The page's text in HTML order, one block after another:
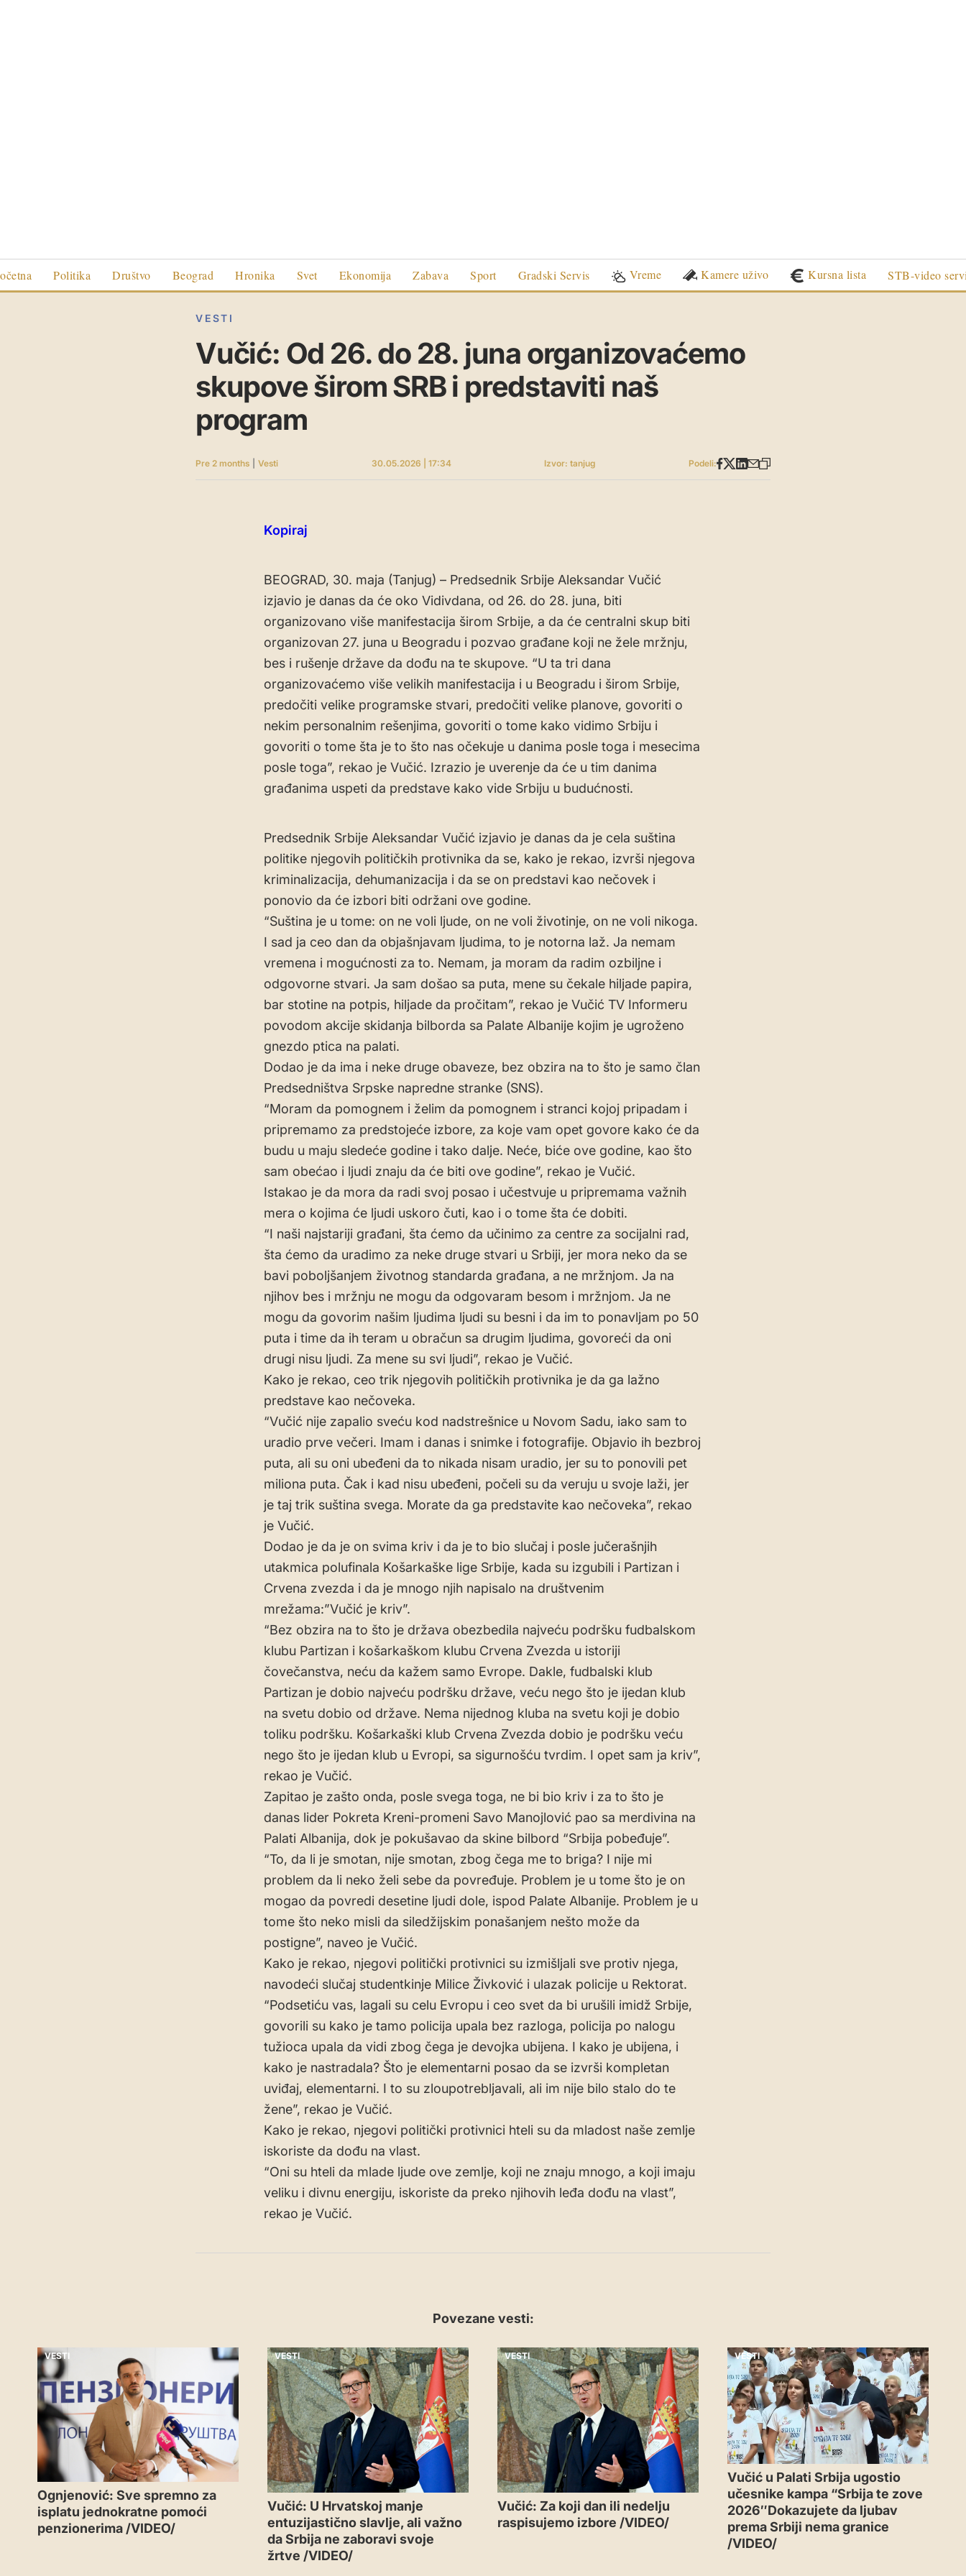
Politika Društvo Beograd Hronika Svet Ekonomija Zabava Sport Gradski Servis Vreme Kamere uživo Kursna lista STB-video
VESTI
Vučić: Od 26. do 28. juna organizovaćemo
skupove širom SRB i predstaviti naš
program
Pre 2 months Vesti 30.05.2026 | 17:34 Izvor: tanjug Podeli:
Kopiraj
BEOGRAD, 30. maja (Tanjug) – Predsednik Srbije Aleksandar Vučić
izjavio je danas da će oko Vidivdana, od 26. do 28. juna, biti
organizovano više manifestacija širom Srbije, a da će centralni skup biti
organizovan 27. juna u Beogradu i pozvao građane koji ne žele mržnju,
bes i rušenje države da dođu na te skupove. “U ta tri dana
organizovaćemo više velikih manifestacija i u Beogradu i širom Srbije,
predočiti velike programske stvari, predočiti velike planove, govoriti o
nekim personalnim rešenjima, govoriti o tome kako vidimo Srbiju i
govoriti o tome šta je to što nas očekuje u danima posle toga i mesecima
posle toga”, rekao je Vučić. Izrazio je uverenje da će u tim danima
građanima uspeti da predstave kako vide Srbiju u budućnosti.
Predsednik Srbije Aleksandar Vučić izjavio je danas da je cela suština
politike njegovih političkih protivnika da se, kako je rekao, izvrši njegova
kriminalizacija, dehumanizacija i da se on predstavi kao nečovek i
ponovio da će izbori biti održani ove godine.
“Suština je u tome: on ne voli ljude, on ne voli životinje, on ne voli nikoga.
I sad ja ceo dan da objašnjavam ljudima, to je notorna laž. Ja nemam
vremena i mogućnosti za to. Nemam, ja moram da radim ozbiljne i
odgovorne stvari. Ja sam došao sa puta, mene su čekale hiljade papira,
bar stotine na potpis, hiljade da pročitam”, rekao je Vučić TV Informeru
povodom akcije skidanja bilborda sa Palate Albanije kojim je ugroženo
gnezdo ptica na palati.
Dodao je da ima i neke druge obaveze, bez obzira na to što je samo član
Predsedništva Srpske napredne stranke (SNS).
“Moram da pomognem i želim da pomognem i stranci kojoj pripadam i
pripremamo za predstojeće izbore, za koje vam opet govore kako će da
budu u maju sledeće godine i tako dalje. Neće, biće ove godine, kao što
sam obećao i ljudi znaju da će biti ove godine”, rekao je Vučić.
Istakao je da mora da radi svoj posao i učestvuje u pripremama važnih
mera o kojima će ljudi uskoro čuti, kao i o tome šta će dobiti.
“I naši najstariji građani, šta ćemo da učinimo za centre za socijalni rad,
šta ćemo da uradimo za neke druge stvari u Srbiji, jer mora neko da se
bavi poboljšanjem životnog standarda građana, a ne mržnjom. Ja na
njihov bes i mržnju ne mogu da odgovaram besom i mržnjom. Ja ne
mogu da govorim našim ljudima ljudi su besni i da im to ponavljam po 50
puta i time da ih teram u obračun sa drugim ljudima, govoreći da oni
drugi nisu ljudi. Za mene su svi ljudi”, rekao je Vučić.
Kako je rekao, ceo trik njegovih političkih protivnika je da ga lažno
predstave kao nečoveka.
“Vučić nije zapalio sveću kod nadstrešnice u Novom Sadu, iako sam to
uradio prve večeri. Imam i danas i snimke i fotografije. Objavio ih bezbroj
puta, ali su oni ubeđeni da to nikada nisam uradio, jer su to ponovili pet
miliona puta. Čak i kad nisu ubeđeni, počeli su da veruju u svoje laži, jer
je taj trik suština svega. Morate da ga predstavite kao nečoveka”, rekao
je Vučić.
Dodao je da je on svima kriv i da je to bio slučaj i posle jučerašnjih
utakmica polufinala Košarkaške lige Srbije, kada su izgubili i Partizan i
Crvena zvezda i da je mnogo njih napisalo na društvenim
mrežama:”Vučić je kriv”.
“Bez obzira na to što je država obezbedila najveću podršku fudbalskom
klubu Partizan i košarkaškom klubu Crvena Zvezda u istoriji
čovečanstva, neću da kažem samo Evrope. Dakle, fudbalski klub
Partizan je dobio najveću podršku države, veću nego što je ijedan klub
na svetu dobio od države. Nema nijednog kluba na svetu koji je dobio
toliku podršku. Košarkaški klub Crvena Zvezda dobio je podršku veću
nego što je ijedan klub u Evropi, sa sigurnošću tvrdim. I opet sam ja kriv”,
rekao je Vučić.
Zapitao je zašto onda, posle svega toga, ne bi bio kriv i za to što je
danas lider Pokreta Kreni-promeni Savo Manojlović pao sa merdivina na
Palati Albanija, dok je pokušavao da skine bilbord “Srbija pobeđuje”.
“To, da li je smotan, nije smotan, zbog čega me to briga? I nije mi
problem da li neko želi sebe da povređuje. Problem je u tome što je on
mogao da povredi desetine ljudi dole, ispod Palate Albanije. Problem je u
tome što neko misli da siledžijskim ponašanjem nešto može da
postigne”, naveo je Vučić.
Kako je rekao, njegovi politički protivnici su izmišljali sve protiv njega,
navodeći slučaj studentkinje Milice Živković i ulazak policije u Rektorat.
“Podsetiću vas, lagali su celu Evropu i ceo svet da bi urušili imidž Srbije,
govorili su kako je tamo policija upala bez razloga, policija po nalogu
tužioca upala da vidi zbog čega je devojka ubijena. I kako je ubijena, i
kako je nastradala? Što je elementarni posao da se izvrši kompletan
uviđaj, elementarni. I to su zloupotrebljavali, ali im nije bilo stalo do te
žene”, rekao je Vučić.
Kako je rekao, njegovi politički protivnici hteli su da mladost naše zemlje
iskoriste da dođu na vlast.
“Oni su hteli da mlade ljude ove zemlje, koji ne znaju mnogo, a koji imaju
veliku i divnu energiju, iskoriste da preko njihovih leđa dođu na vlast”,
rekao je Vučić.
Povezane vesti:
VESTI
Ognjenović: Sve spremno za
isplatu jednokratne pomoći
penzionerima /VIDEO/
VESTI
Vučić: U Hrvatskoj manje
entuzijastično slavlje, ali važno
da Srbija ne zaboravi svoje
žrtve /VIDEO/
VESTI
Vučić: Za koji dan ili nedelju
raspisujemo izbore /VIDEO/
VESTI
Vučić u Palati Srbija ugostio
učesnike kampa “Srbija te zove
2026″Dokazujete da ljubav
prema Srbiji nema granice
/VIDEO/